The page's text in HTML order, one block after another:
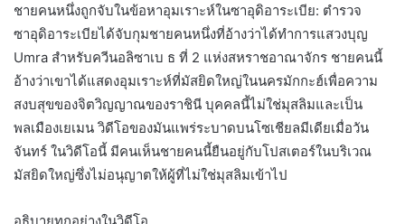
ชายคนหนึ่งถูกจับในข้อหาอุมเราะห์ในซาอุดิอาระเบีย: ตำรวจ
ซาอุดิอาระเบียได้จับกุมชายคนหนึ่งที่อ้างว่าได้ทำการแสวงบุญ
Umra สำหรับควีนอลิซาเบ ธ ที่ 2 แห่งสหราชอาณาจักร ชายคนนี้
อ้างว่าเขาได้แสดงอุมเราะห์ที่มัสยิดใหญ่ในนครมักกะฮ์เพื่อความ
สงบสุขของจิตวิญญาณของราชินี บุคคลนี้ไม่ใช่มุสลิมและเป็น
พลเมืองเยเมน วิดีโอของมันแพร่ระบาดบนโซเชียลมีเดียเมื่อวัน
จันทร์ ในวิดีโอนี้ มีคนเห็นชายคนนี้ยืนอยู่กับโปสเตอร์ในบริเวณ
มัสยิดใหญ่ซึ่งไม่อนุญาตให้ผู้ที่ไม่ใช่มุสลิมเข้าไป